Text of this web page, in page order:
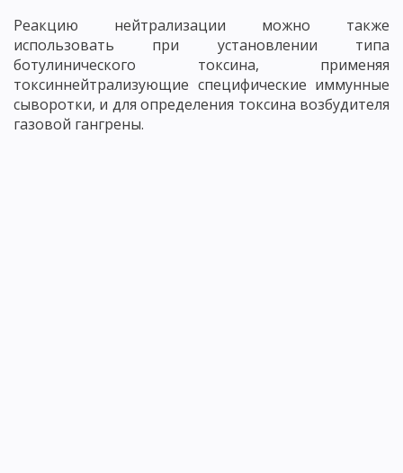
Реакцию нейтрализации можно также
использовать при установлении типа
ботулинического токсина, применяя
токсиннейтрализующие специфические иммунные
сыворотки, и для определения токсина возбудителя
газовой гангрены.